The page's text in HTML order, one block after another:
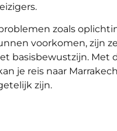
zoals
voorkomen, zijn ze
basisbewustzijn. Met
je reis naar
zijn.